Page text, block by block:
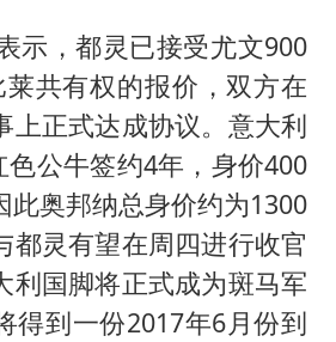
示，都灵已接受尤文900
共有权的报价，双方在
上正式达成协议。意大利
色公牛签约4年，身价400
此奥邦纳总身价约为1300
都灵有望在周四进行收官
利国脚将正式成为斑马军
得到一份2017年6月份到